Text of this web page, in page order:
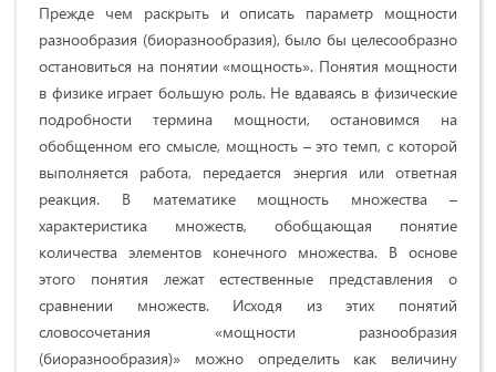
Прежде чем раскрыть и описать параметр мощности
разнообразия (биоразнообразия), было бы целесообразно
остановиться на понятии «мощность». Понятия мощности
в физике играет большую роль. Не вдаваясь в физические
подробности термина мощности, остановимся на
обобщенном его смысле, мощность – это темп, с которой
выполняется работа, передается энергия или ответная
реакция. В математике мощность множества –
характеристика множеств, обобщающая понятие
количества элементов конечного множества. В основе
этого понятия лежат естественные представления о
сравнении множеств. Исходя из этих понятий
словосочетания «мощности разнообразия
(биоразнообразия)» можно определить как величину